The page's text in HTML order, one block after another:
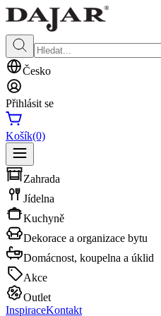
Česko
Přihlásit se
Košík(0)
Zahrada
Jídelna
Kuchyně
Dekorace a organizace bytu
Domácnost, koupelna a úklid
Akce
Outlet
InspiraceKontakt